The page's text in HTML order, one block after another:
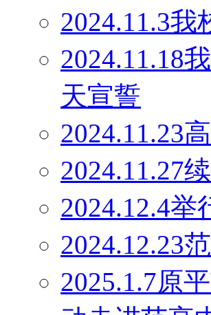
2024.11.3
2024.11.18
天宣誓
2024.11.23
2024.11.27
2024.12.4
2024.12.23
2025.1.7原